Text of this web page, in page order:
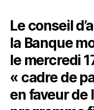
Le conseil
la Banque
le mercredi
« cadre de
en faveur de